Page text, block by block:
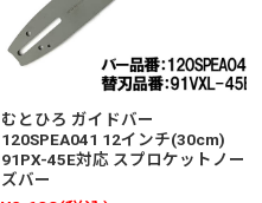
むとひろ ガイドバー
120SPEA041 12インチ(30cm)
91PX-45E対応 スプロケットノー
ズバー